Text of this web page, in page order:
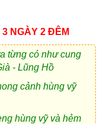
3 NGÀY 2 ĐÊM
từng có như cung
- Lũng Hồ
cảnh hùng vỹ
hùng vỹ và hẻm